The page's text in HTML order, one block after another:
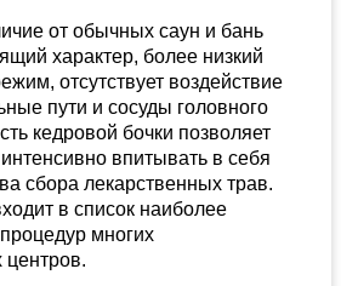
от обычных саун и бань
характер, более низкий
отсутствует воздействие
пути и сосуды головного
кедровой бочки позволяет
впитывать в себя
сбора лекарственных трав.
в список наиболее
многих
центров.